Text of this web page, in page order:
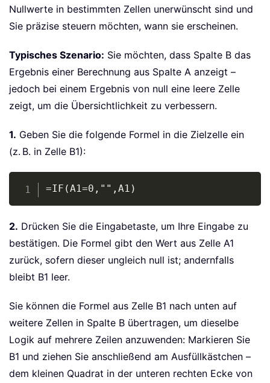
Nullwerte in bestimmten Zellen unerwünscht sind und
Sie präzise steuern möchten, wann sie erscheinen.
Typisches Szenario: Sie möchten, dass Spalte B das
Ergebnis einer Berechnung aus Spalte A anzeigt –
jedoch bei einem Ergebnis von null eine leere Zelle
zeigt, um die Übersichtlichkeit zu verbessern.
1. Geben Sie die folgende Formel in die Zielzelle ein
(z. B. in Zelle B1):
=IF(A1=0,"",A1)
2. Drücken Sie die Eingabetaste, um Ihre Eingabe zu
bestätigen. Die Formel gibt den Wert aus Zelle A1
zurück, sofern dieser ungleich null ist; andernfalls
bleibt B1 leer.
Sie können die Formel aus Zelle B1 nach unten auf
weitere Zellen in Spalte B übertragen, um dieselbe
Logik auf mehrere Zeilen anzuwenden: Markieren Sie
B1 und ziehen Sie anschließend am Ausfüllkästchen –
dem kleinen Quadrat in der unteren rechten Ecke von